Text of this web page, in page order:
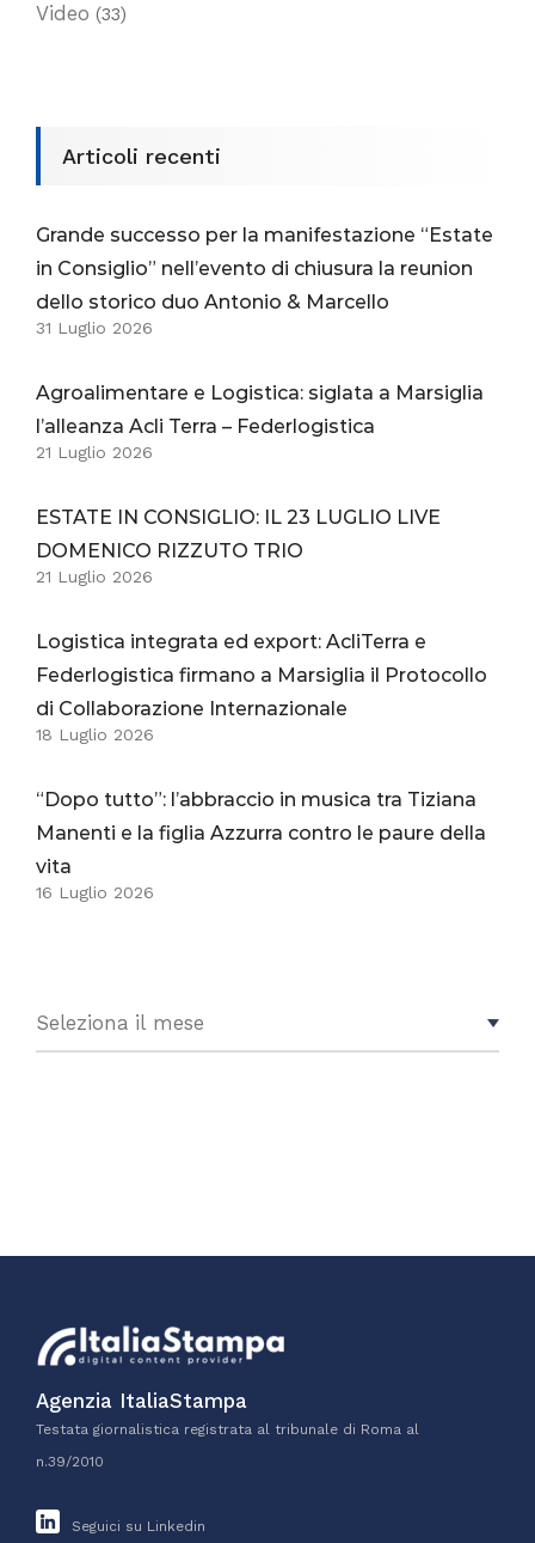
Video (33)
Articoli recenti
Grande successo per la manifestazione “Estate
in Consiglio” nell’evento di chiusura la reunion
dello storico duo Antonio & Marcello
31 Luglio 2026
Agroalimentare e Logistica: siglata a Marsiglia
l’alleanza Acli Terra – Federlogistica
21 Luglio 2026
ESTATE IN CONSIGLIO: IL 23 LUGLIO LIVE
DOMENICO RIZZUTO TRIO
21 Luglio 2026
Logistica integrata ed export: AcliTerra e
Federlogistica firmano a Marsiglia il Protocollo
di Collaborazione Internazionale
18 Luglio 2026
“Dopo tutto”: l’abbraccio in musica tra Tiziana
Manenti e la figlia Azzurra contro le paure della
vita
16 Luglio 2026
Agenzia ItaliaStampa
Testata giornalistica registrata al tribunale di Roma al
n.39/2010
Seguici su Linkedin